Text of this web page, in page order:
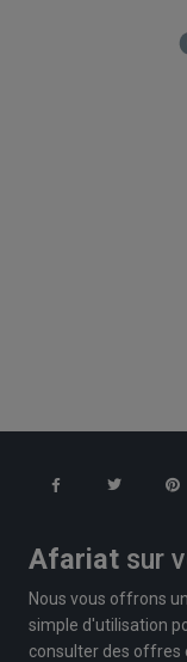
Afariat sur
Nous vous offrons
simple d'utilisation
consulter des offres